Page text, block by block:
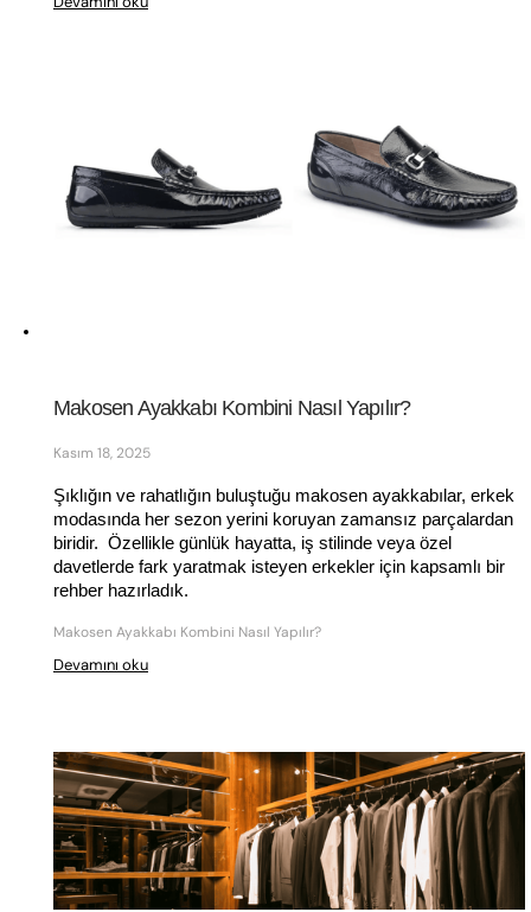
Makosen Ayakkabı Kombini Nasıl Yapılır?
Kasım 18, 2025
Şıklığın ve rahatlığın buluştuğu makosen ayakkabılar, erkek
modasında her sezon yerini koruyan zamansız parçalardan
biridir.  Özellikle günlük hayatta, iş stilinde veya özel
davetlerde fark yaratmak isteyen erkekler için kapsamlı bir
rehber hazırladık.
Makosen Ayakkabı Kombini Nasıl Yapılır?
Devamını oku